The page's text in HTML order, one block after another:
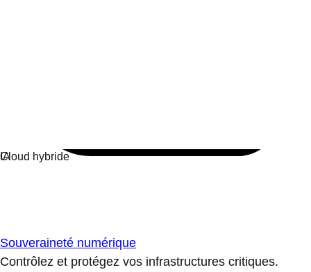
Souveraineté numérique
Contrôlez et protégez vos infrastructures critiques.